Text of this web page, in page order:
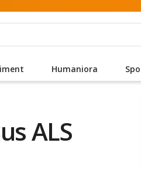
Humaniora
ALS